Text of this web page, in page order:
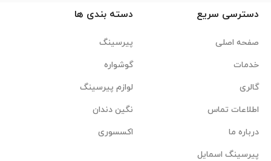
دسترسی سریع
صفحه اصلی
خدمات
گالری
اطلاعات تماس
درباره ما
پیرسینگ اسمایل
دسته بندی ها
پیرسینگ
گوشواره
لوازم پیرسینگ
نگین دندان
اکسسوری